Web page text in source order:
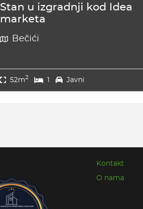
Stan u izgradnji kod Idea
marketa
Bečići
52m2 1 Javni
Kontakt
O nama